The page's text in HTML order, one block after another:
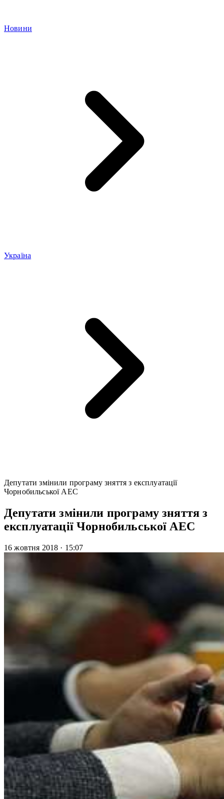
Новини
Україна
Депутати змінили програму зняття з експлуатації
Чорнобильської АЕС
Депутати змінили програму зняття з
експлуатації Чорнобильської АЕС
16 жовтня 2018 · 15:07